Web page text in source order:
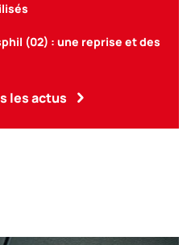
(02) : une reprise et des
les actus